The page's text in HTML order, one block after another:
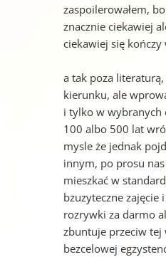
zaspoilerowałem,
znacznie ciekawiej
ciekawiej się
a tak poza
kierunku, ale
i tylko w wybranych
100 albo 500 lat
mysle że jednak
innym, po prosu
mieszkać w
bzuzyteczne zajęcie
rozrywki za darmo
zbuntuje przeciw tej
bezcelowej